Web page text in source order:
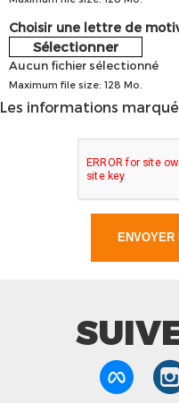
Choisir une lettre de
Sélectionner
Aucun fichier sélectionné
Maximum file size: 128 Mo.
Les informations